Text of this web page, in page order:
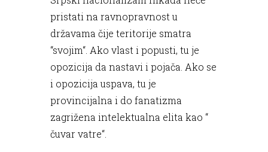
pristati na ravnopravnost u
državama čije teritorije smatra
“svojim“. Ako vlast i popusti, tu je
opozicija da nastavi i pojača. Ako se
i opozicija uspava, tu je
provincijalna i do fanatizma
zagrižena intelektualna elita kao “
čuvar vatre“.